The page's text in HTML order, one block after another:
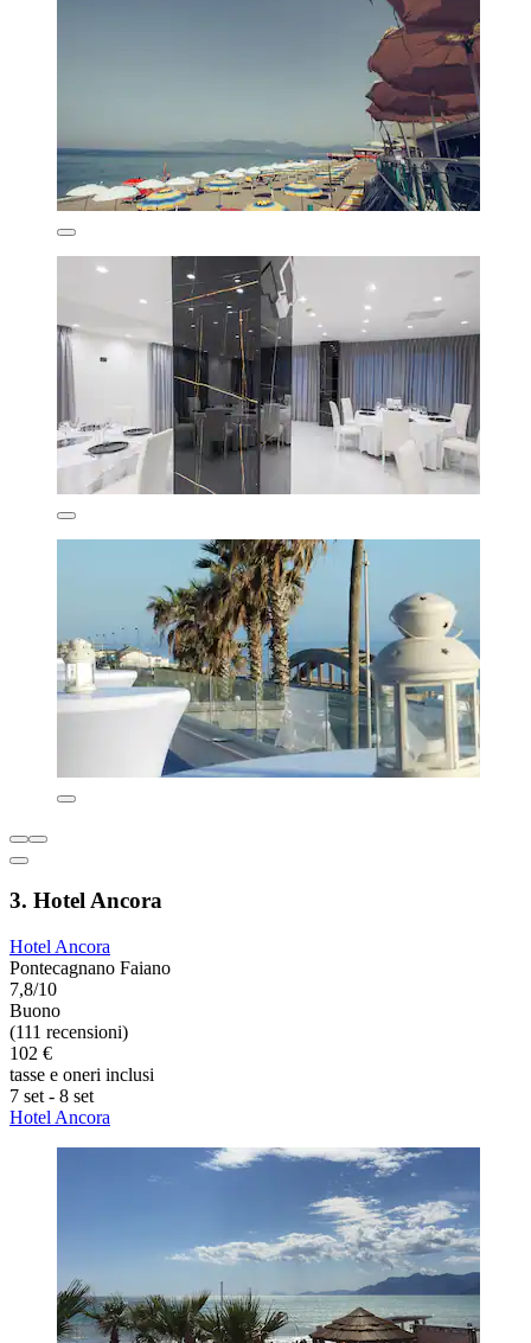
3. Hotel Ancora
Hotel Ancora
Pontecagnano Faiano
7,8/10
Buono
(111 recensioni)
102 €
tasse e oneri inclusi
7 set - 8 set
Hotel Ancora